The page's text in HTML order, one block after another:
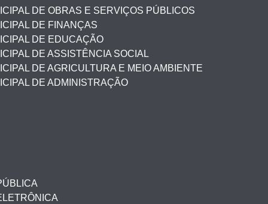
DE OBRAS E SERVIÇOS PÚBLICOS
DE FINANÇAS
DE EDUCAÇÃO
DE ASSISTÊNCIA SOCIAL
DE AGRICULTURA E MEIO AMBIENTE
DE ADMINISTRAÇÃO